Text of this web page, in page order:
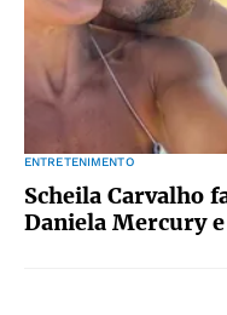
ENTRETENIMENTO
Scheila Carvalho
Daniela Mercury